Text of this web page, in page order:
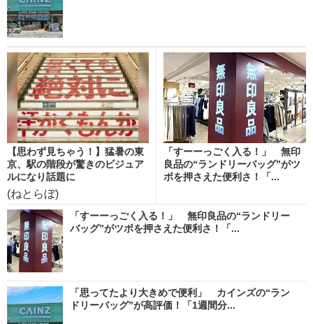
【思わず見ちゃう！】猛暑の東
京、駅の階段が驚きのビジュア
ルになり話題に
(ねとらぼ)
「すーーっごく入る！」 無印
良品の“ランドリーバッグ”がツ
ボを押さえた便利さ！「...
「すーーっごく入る！」 無印良品の“ランドリー
バッグ”がツボを押さえた便利さ！「...
「思ってたより大きめで便利」 カインズの“ラン
ドリーバッグ”が高評価！「1週間分...